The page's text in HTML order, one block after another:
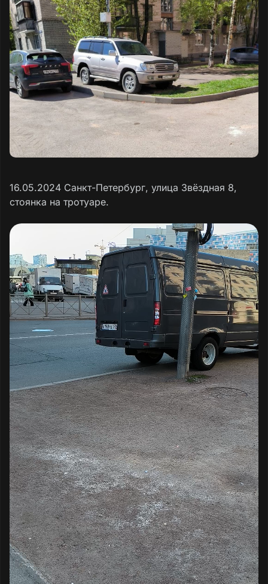
16.05.2024 Санкт-Петербург, улица Звëздная 8,
стоянка на тротуаре.